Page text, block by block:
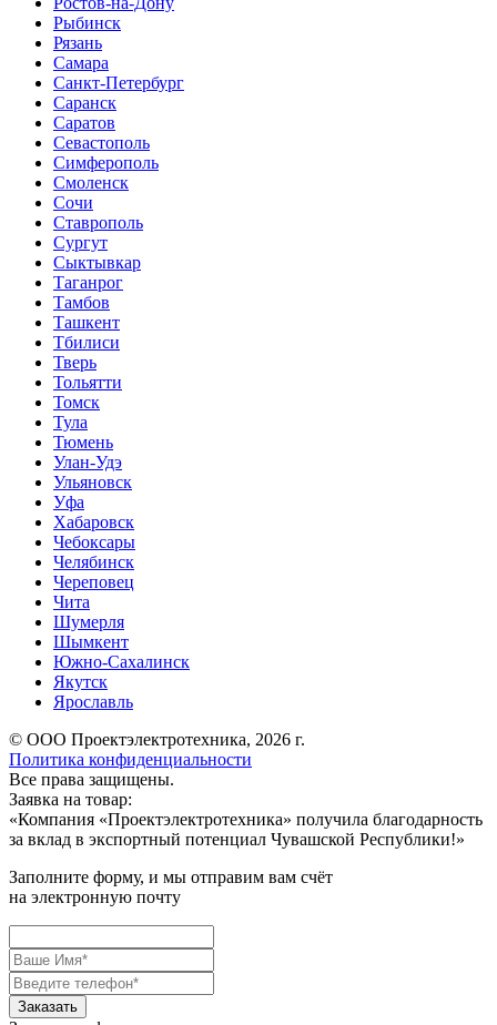
Рыбинск
Рязань
Самара
Санкт-Петербург
Саранск
Саратов
Севастополь
Симферополь
Смоленск
Сочи
Ставрополь
Сургут
Сыктывкар
Таганрог
Тамбов
Ташкент
Тбилиси
Тверь
Тольятти
Томск
Тула
Тюмень
Улан-Удэ
Ульяновск
Уфа
Хабаровск
Чебоксары
Челябинск
Череповец
Чита
Шумерля
Шымкент
Южно-Сахалинск
Якутск
Ярославль
© ООО Проектэлектротехника, 2026 г.
Политика конфиденциальности
Все права защищены.
Заявка на товар:
«Компания «Проектэлектротехника» получила благодарность
за вклад в экспортный потенциал Чувашской Республики!»
Заполните форму, и мы отправим вам счёт
на электронную почту